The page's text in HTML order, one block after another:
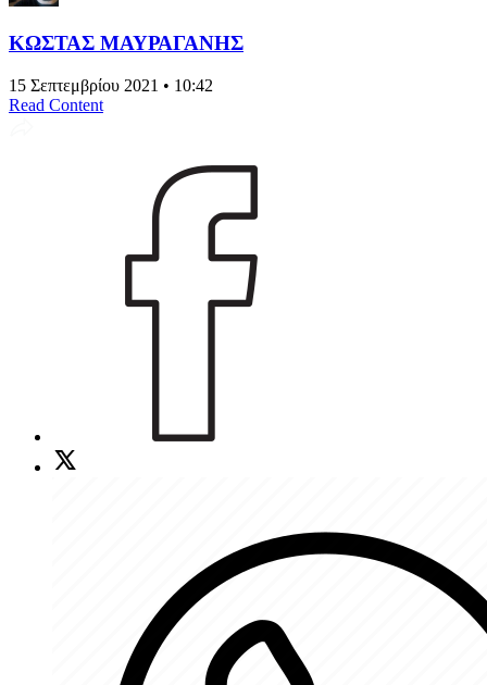
ΚΩΣΤΑΣ ΜΑΥΡΑΓΑΝΗΣ
15 Σεπτεμβρίου 2021 • 10:42
Read Content